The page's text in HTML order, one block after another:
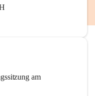
am